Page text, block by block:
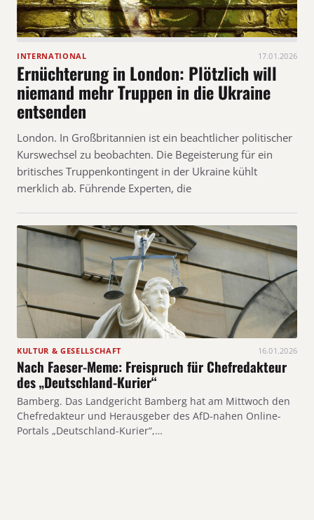
INTERNATIONAL 17.01.2026
Ernüchterung in London: Plötzlich will
niemand mehr Truppen in die Ukraine
entsenden
London. In Großbritannien ist ein beachtlicher politischer
Kurswechsel zu beobachten. Die Begeisterung für ein
britisches Truppenkontingent in der Ukraine kühlt
merklich ab. Führende Experten, die
KULTUR & GESELLSCHAFT 16.01.2026
Nach Faeser-Meme: Freispruch für Chefredakteur
des „Deutschland-Kurier“
Bamberg. Das Landgericht Bamberg hat am Mittwoch den
Chefredakteur und Herausgeber des AfD-nahen Online-
Portals „Deutschland-Kurier“,…